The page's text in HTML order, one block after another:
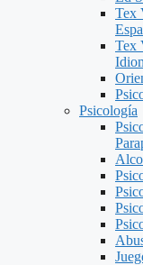
Tex
Espa
Tex
Psicología